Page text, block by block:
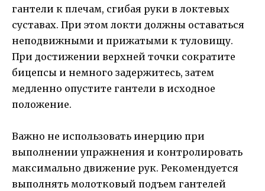
гантели к плечам, сгибая руки в локтевых
суставах. При этом локти должны оставаться
неподвижными и прижатыми к туловищу.
При достижении верхней точки сократите
бицепсы и немного задержитесь, затем
медленно опустите гантели в исходное
положение.
Важно не использовать инерцию при
выполнении упражнения и контролировать
максимально движение рук. Рекомендуется
выполнять молотковый подъем гантелей